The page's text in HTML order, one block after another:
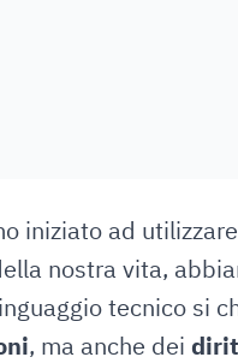
iniziato ad
nostra vita,
tecnico si
, ma anche dei